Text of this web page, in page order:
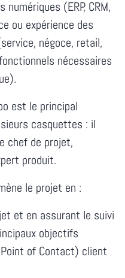
(ERP, CRM,
ou expérience des
négoce, retail,
nécessaires
est le principal
casquettes : il
chef de projet,
produit.
le projet en :
et en assurant le suivi
objectifs
of Contact) client